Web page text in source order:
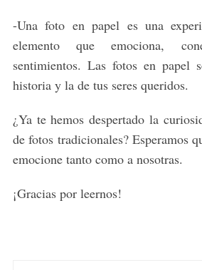
-Una foto en papel es una
elemento que emociona,
sentimientos. Las fotos en papel
historia y la de tus seres queridos.
¿Ya te hemos despertado la
de fotos tradicionales? Esperamos
emocione tanto como a nosotras.
¡Gracias por leernos!